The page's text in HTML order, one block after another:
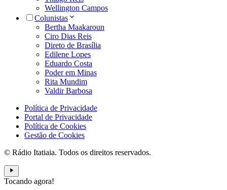
Wellington Campos
Colunistas
Bertha Maakaroun
Ciro Dias Reis
Direto de Brasília
Edilene Lopes
Eduardo Costa
Poder em Minas
Rita Mundim
Valdir Barbosa
Política de Privacidade
Portal de Privacidade
Política de Cookies
Gestão de Cookies
© Rádio Itatiaia. Todos os direitos reservados.
Tocando agora!